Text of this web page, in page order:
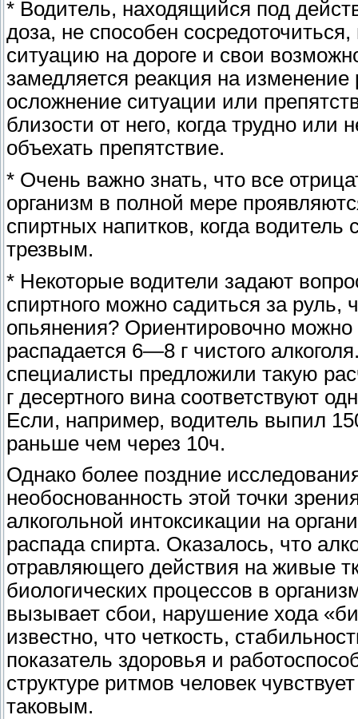
* Водитель, находящийся под
доза, не способен
ситуацию на дороге и свои
замедляется реакция на
осложнение ситуации или
близости от него, когда трудно
объехать препятствие.
* Очень важно знать, что все
организм в полной мере
спиртных напитков, когда
трезвым.
* Некоторые водители задают
спиртного можно садиться за руль,
опьянения? Ориентировочно можно
распадается 6—8 г чистого
специалисты предложили такую
г десертного вина соответствуют
Если, например, водитель выпил
раньше чем через 10ч.
Однако более поздние
необоснованность этой точки
алкогольной интоксикации на
распада спирта. Оказалось, что
отравляющего действия на живые
биологических процессов в
вызывает сбои, нарушение хода
известно, что четкость,
показатель здоровья и
структуре ритмов человек
таковым.